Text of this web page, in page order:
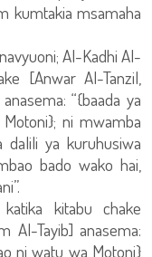
kumtakia msamaha
Al-Kadhi Al-
[Anwar Al-Tanzil,
“{baada ya
ni mwamba
dalili ya kuruhusiwa
bado wako hai,
kitabu chake
Al-Tayib] anasema:
ni watu wa Motoni}